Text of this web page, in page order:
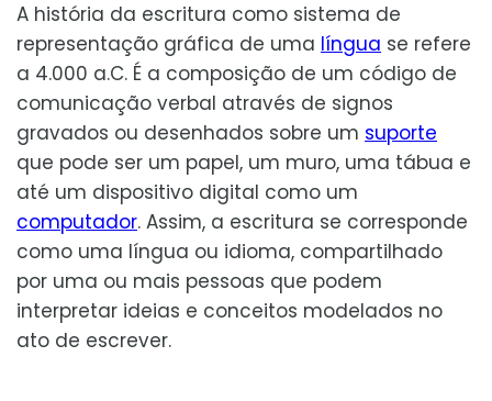
A história da escritura como sistema de
representação gráfica de uma língua se refere
a 4.000 a.C. É a composição de um código de
comunicação verbal através de signos
gravados ou desenhados sobre um suporte
que pode ser um papel, um muro, uma tábua e
até um dispositivo digital como um
computador. Assim, a escritura se corresponde
como uma língua ou idioma, compartilhado
por uma ou mais pessoas que podem
interpretar ideias e conceitos modelados no
ato de escrever.